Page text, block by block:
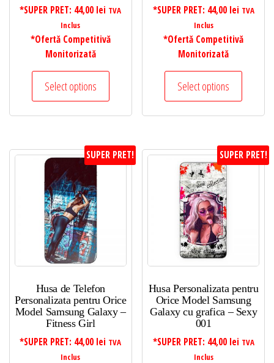
*SUPER PRET: 44,00 lei TVA
Inclus
*Ofertă Competitivă
Monitorizată
Select options
*SUPER PRET: 44,00 lei TVA
Inclus
*Ofertă Competitivă
Monitorizată
Select options
SUPER PRET!
Husa de Telefon
Personalizata pentru Orice
Model Samsung Galaxy –
Fitness Girl
*SUPER PRET: 44,00 lei TVA
Inclus
SUPER PRET!
Husa Personalizata pentru
Orice Model Samsung
Galaxy cu grafica – Sexy
001
*SUPER PRET: 44,00 lei TVA
Inclus